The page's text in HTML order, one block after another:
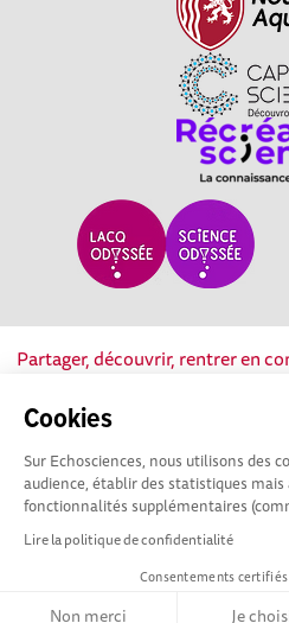
Cookies
Sur Echosciences, nous utilisons des
audience, établir des statistiques
fonctionnalités supplémentaires
Lire la politique de confidentialité
Consentements
Non merci Je
Partager, découvrir, rentrer en
culture scientifique, technique
Mentions légales|Politique
|Ligne éditoriale